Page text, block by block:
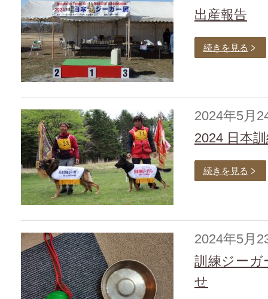
出産報告
続きを見る
2024年5月
2024 日本
続きを見る
2024年5月
訓練ジーガ
せ